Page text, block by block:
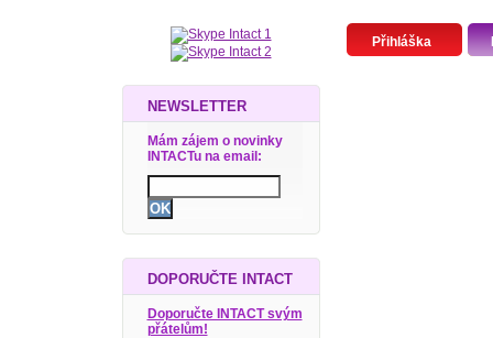
NEWSLETTER
Mám zájem o novinky
INTACTu na email:
DOPORUČTE INTACT
Doporučte INTACT svým
přátelům!
Přihláška